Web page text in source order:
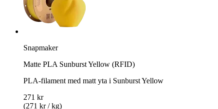
Snapmaker
Matte PLA Sunburst Yellow (RFID)
PLA-filament med matt yta i Sunburst Yellow
271 kr
(271 kr / kg)